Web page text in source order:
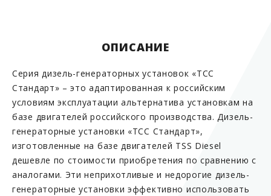
ОПИСАНИЕ
Серия дизель-генераторных установок «ТСС
Стандарт» – это адаптированная к российским
условиям эксплуатации альтернатива установкам на
базе двигателей российского производства. Дизель-
генераторные установки «ТСС Стандарт»,
изготовленные на базе двигателей TSS Diesel
дешевле по стоимости приобретения по сравнению с
аналогами. Эти неприхотливые и недорогие дизель-
генераторные установки эффективно использовать